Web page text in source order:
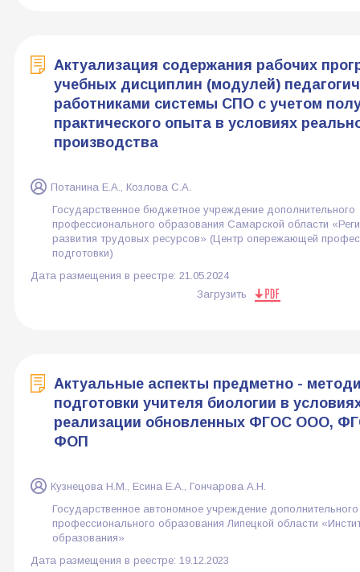
Актуализация содержания рабочих
учебных дисциплин (модулей)
работниками системы СПО с учетом
практического опыта в условиях
производства
Потанина Е.А., Козлова С.А.
Государственное бюджетное учреждение дополнительного
профессионального образования Самарской области
развития трудовых ресурсов» (Центр опережающей
подготовки)
Дата размещения в реестре: 21.05.2024
Загрузить
Актуальные аспекты предметно -
подготовки учителя биологии в
реализации обновленных ФГОС ООО,
ФОП
Кузнецова Н.М., Есина Е.А., Гончарова А.Н.
Государственное автономное учреждение дополнительного
профессионального образования Липецкой области
образования»
Дата размещения в реестре: 19.12.2023